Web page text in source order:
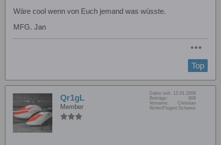
Wäre cool wenn von Euch jemand was wüsste.
MFG. Jan
Top
Qr1gL
Member
Dabei seit: 12.01.2008
Beiträge:
608
Vorname:
Christian
Wohn/Flugort: Schweiz